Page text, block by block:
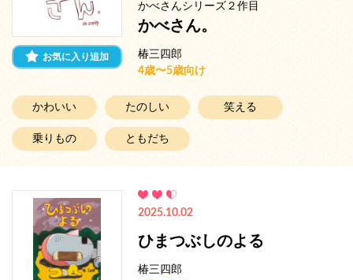
お気に入り追加
かべさんシリーズ２作目
かべさん。
椿三四郎
4歳〜5歳向け
かわいい たのしい 笑える
乗りもの ともだち
2025.10.02
ひまつぶしのよる
椿三四郎